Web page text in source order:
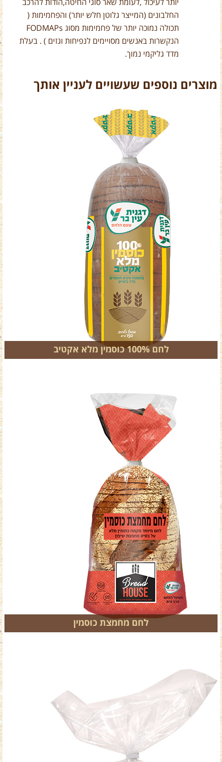
יותר לעיכול ,לעומת שאר סוגי החיטה,הודות להרכב
החלבונים (המייצר גלוטן חלש יותר) והפחמימות (
תכולה נמוכה יותר של פחמימות מסוג FODMAPs
הנקשרות באנשים מסויימים לנפיחות וגזים ) . בעלת
מדד גליקמי נמוך.
מוצרים נוספים שעשויים לעניין אותך
לחם 100% כוסמין מלא אקטיב
לחם מחמצת כוסמין